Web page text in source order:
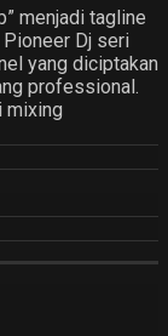
menjadi tagline
Dj seri
yang diciptakan
professional.
mixing